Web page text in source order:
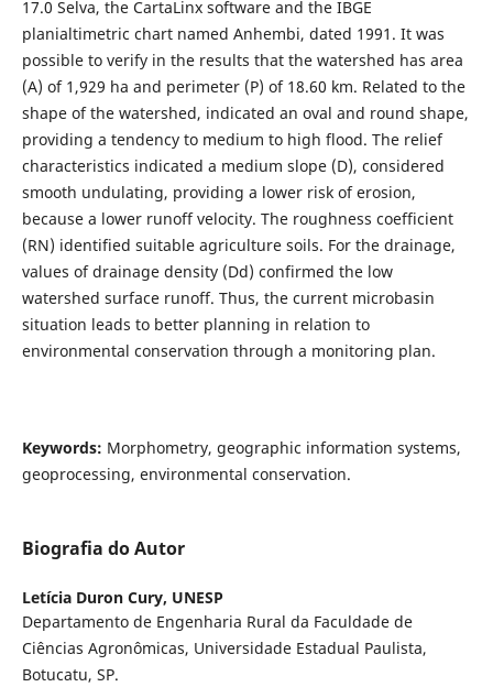
17.0 Selva, the CartaLinx software and the IBGE
planialtimetric chart named Anhembi, dated 1991. It was
possible to verify in the results that the watershed has area
(A) of 1,929 ha and perimeter (P) of 18.60 km. Related to the
shape of the watershed, indicated an oval and round shape,
providing a tendency to medium to high flood. The relief
characteristics indicated a medium slope (D), considered
smooth undulating, providing a lower risk of erosion,
because a lower runoff velocity. The roughness coefficient
(RN) identified suitable agriculture soils. For the drainage,
values of drainage density (Dd) confirmed the low
watershed surface runoff. Thus, the current microbasin
situation leads to better planning in relation to
environmental conservation through a monitoring plan.
Keywords: Morphometry, geographic information systems,
geoprocessing, environmental conservation.
Biografia do Autor
Letícia Duron Cury, UNESP
Departamento de Engenharia Rural da Faculdade de
Ciências Agronômicas, Universidade Estadual Paulista,
Botucatu, SP.